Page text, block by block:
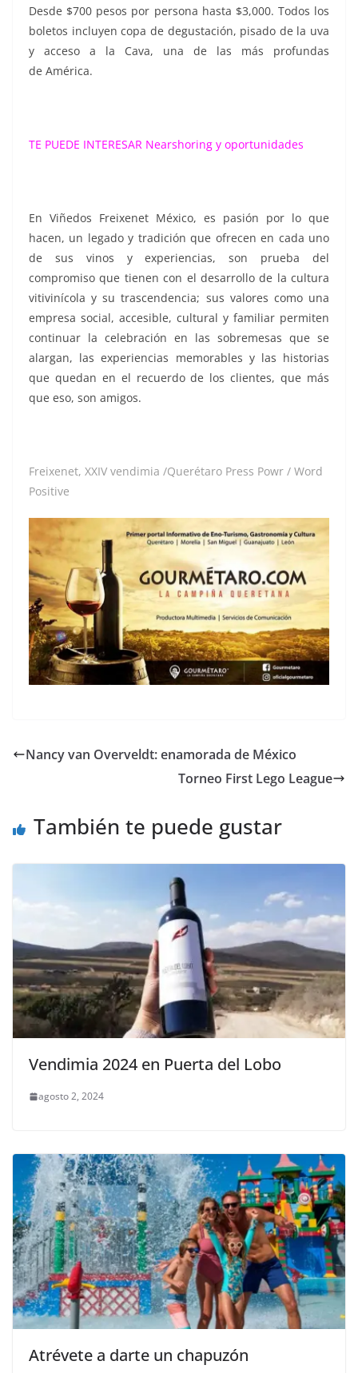
Desde $700 pesos por persona hasta $3,000. Todos los
boletos incluyen copa de degustación, pisado de la uva
y acceso a la Cava, una de las más profundas
de América.
TE PUEDE INTERESAR Nearshoring y oportunidades
En Viñedos Freixenet México, es pasión por lo que
hacen, un legado y tradición que ofrecen en cada uno
de sus vinos y experiencias, son prueba del
compromiso que tienen con el desarrollo de la cultura
vitivinícola y su trascendencia; sus valores como una
empresa social, accesible, cultural y familiar permiten
continuar la celebración en las sobremesas que se
alargan, las experiencias memorables y las historias
que quedan en el recuerdo de los clientes, que más
que eso, son amigos.
Freixenet, XXIV vendimia /Querétaro Press Powr / Word
Positive
Nancy van Overveldt: enamorada de México
Torneo First Lego League
También te puede gustar
Vendimia 2024 en Puerta del Lobo
agosto 2, 2024
Atrévete a darte un chapuzón